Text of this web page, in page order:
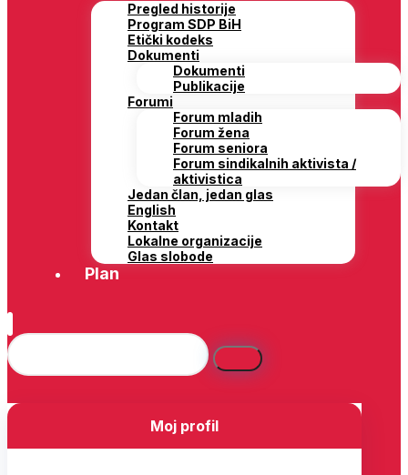
Pregled historije
Program SDP BiH
Etički kodeks
Dokumenti
Dokumenti
Publikacije
Forumi
Forum mladih
Forum žena
Forum seniora
Forum sindikalnih aktivista /
aktivistica
Jedan član, jedan glas
English
Kontakt
Lokalne organizacije
Glas slobode
Plan
Moj profil